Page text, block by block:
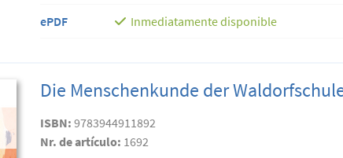
ePDF Inmediatamente disponible
Die Menschenkunde der
ISBN: 9783944911892
Nr. de artículo: 1692